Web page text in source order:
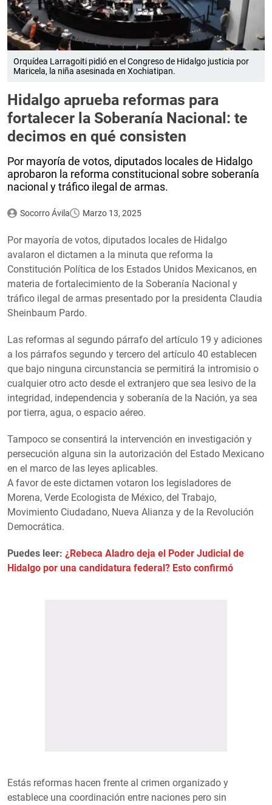
Orquídea Larragoiti pidió en el Congreso de Hidalgo justicia por
Maricela, la niña asesinada en Xochiatipan.
Hidalgo aprueba reformas para
fortalecer la Soberanía Nacional: te
decimos en qué consisten
Por mayoría de votos, diputados locales de Hidalgo
aprobaron la reforma constitucional sobre soberanía
nacional y tráfico ilegal de armas.
Socorro Ávila Marzo 13, 2025
Por mayoría de votos, diputados locales de Hidalgo
avalaron el dictamen a la minuta que reforma la
Constitución Política de los Estados Unidos Mexicanos, en
materia de fortalecimiento de la Soberanía Nacional y
tráfico ilegal de armas presentado por la presidenta Claudia
Sheinbaum Pardo.
Las reformas al segundo párrafo del artículo 19 y adiciones
a los párrafos segundo y tercero del artículo 40 establecen
que bajo ninguna circunstancia se permitirá la intromisio o
cualquier otro acto desde el extranjero que sea lesivo de la
integridad, independencia y soberanía de la Nación, ya sea
por tierra, agua, o espacio aéreo.
Tampoco se consentirá la intervención en investigación y
persecución alguna sin la autorización del Estado Mexicano
en el marco de las leyes aplicables.
A favor de este dictamen votaron los legisladores de
Morena, Verde Ecologista de México, del Trabajo,
Movimiento Ciudadano, Nueva Alianza y de la Revolución
Democrática.
Puedes leer: ¿Rebeca Aladro deja el Poder Judicial de
Hidalgo por una candidatura federal? Esto confirmó
Estás reformas hacen frente al crimen organizado y
establece una coordinación entre naciones pero sin